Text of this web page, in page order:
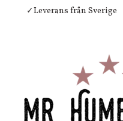
✓Leverans från Sverige